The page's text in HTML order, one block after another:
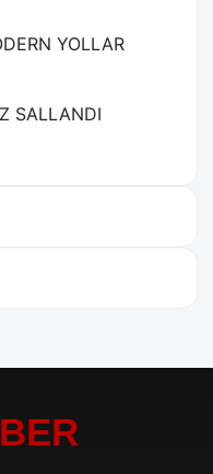
YOLLAR
SALLANDI